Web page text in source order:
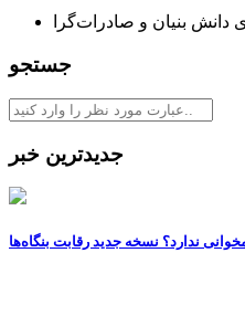
جستجو
جدیدترین خبر
ندارد؟ نسخه جدید رقابت‌ بنگاه‌ها